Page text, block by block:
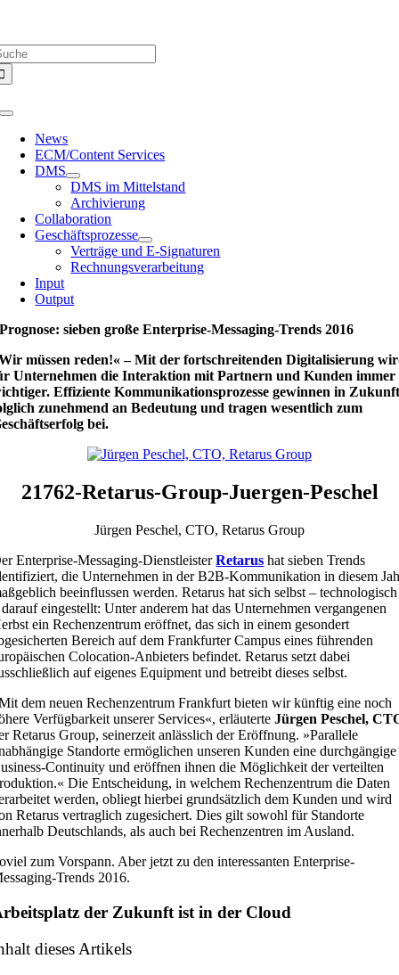
springen
Toggle
Navigation
News
ECM/Content Services
DMS
DMS im Mittelstand
Archivierung
Collaboration
Geschäftsprozesse
Verträge und E-Signaturen
Rechnungsverarbeitung
Input
Output
Prognose: sieben große Enterprise-Messaging-Trends 2016
müssen reden!« – Mit der fortschreitenden Digitalisierung
Unternehmen die Interaktion mit Partnern und Kunden immer
Effiziente Kommunikationsprozesse gewinnen in
zunehmend an Bedeutung und tragen wesentlich zum
bei.
21762-Retarus-Group-Juergen-Peschel
Jürgen Peschel, CTO, Retarus Group
Enterprise-Messaging-DienstleisterRetarus hat sieben Trends
die Unternehmen in der B2B-Kommunikation in diesem
beeinflussen werden. Retarus hat sich selbst – technologisch
eingestellt: Unter anderem hat das Unternehmen vergangenen
ein Rechenzentrum eröffnet, das sich in einem gesondert
Bereich auf dem Frankfurter Campus eines führenden
Colocation-Anbieters befindet. Retarus setzt dabei
auf eigenes Equipment und betreibt dieses selbst.
dem neuen Rechenzentrum Frankfurt bieten wir künftig eine noch
Verfügbarkeit unserer Services«, erläuterteJürgen Peschel,
Retarus Group, seinerzeit anlässlich der Eröffnung. »Parallele
Standorte ermöglichen unseren Kunden eine durchgängige
Continuity und eröffnen ihnen die Möglichkeit der verteilten
Die Entscheidung, in welchem Rechenzentrum die Daten
werden, obliegt hierbei grundsätzlich dem Kunden und wird
Retarus vertraglich zugesichert. Dies gilt sowohl für Standorte
Deutschlands, als auch bei Rechenzentren im Ausland.
zum Vorspann. Aber jetzt zu den interessanten Enterprise-
Trends 2016.
der Zukunft ist in der Cloud
dieses Artikels